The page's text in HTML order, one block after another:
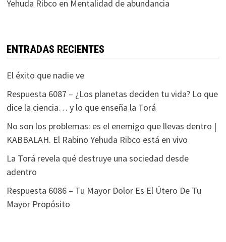
Yehuda Ribco en Mentalidad de abundancia
ENTRADAS RECIENTES
El éxito que nadie ve
Respuesta 6087 – ¿Los planetas deciden tu vida? Lo que
dice la ciencia… y lo que enseña la Torá
No son los problemas: es el enemigo que llevas dentro |
KABBALAH. El Rabino Yehuda Ribco está en vivo
La Torá revela qué destruye una sociedad desde
adentro
Respuesta 6086 – Tu Mayor Dolor Es El Útero De Tu
Mayor Propósito